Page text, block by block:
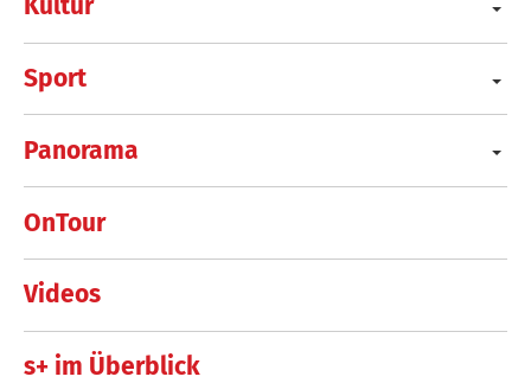
Kultur
Sport
Panorama
OnTour
Videos
s+ im Überblick